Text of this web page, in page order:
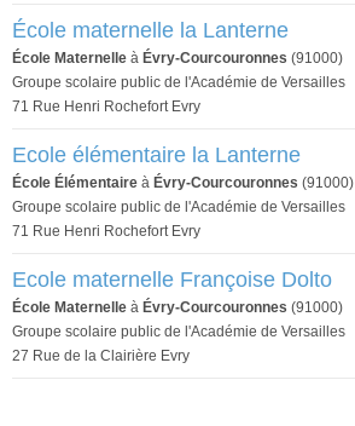
École maternelle la Lanterne
École Maternelle à Évry-Courcouronnes (91000)
Groupe scolaire public de l'Académie de Versailles
71 Rue Henri Rochefort Evry
Ecole élémentaire la Lanterne
École Élémentaire à Évry-Courcouronnes (91000)
Groupe scolaire public de l'Académie de Versailles
71 Rue Henri Rochefort Evry
Ecole maternelle Françoise Dolto
École Maternelle à Évry-Courcouronnes (91000)
Groupe scolaire public de l'Académie de Versailles
27 Rue de la Clairière Evry